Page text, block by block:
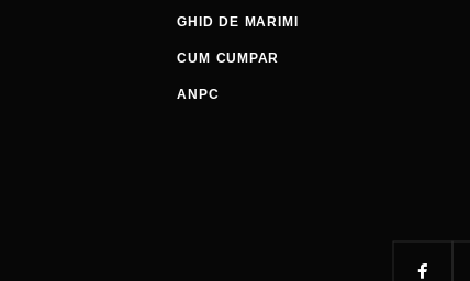
GHID DE MARIMI
CUM CUMPAR
ANPC